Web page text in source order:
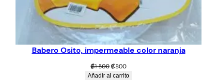
Babero Osito, impermeable color naranja
₡1 500El
precio
₡800El
precio
Añadir al carrito